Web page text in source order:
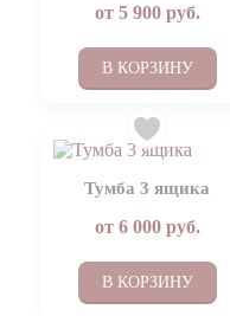
от 5 900руб.
В КОРЗИНУ
Тумба 3 ящика
от 6 000руб.
В КОРЗИНУ